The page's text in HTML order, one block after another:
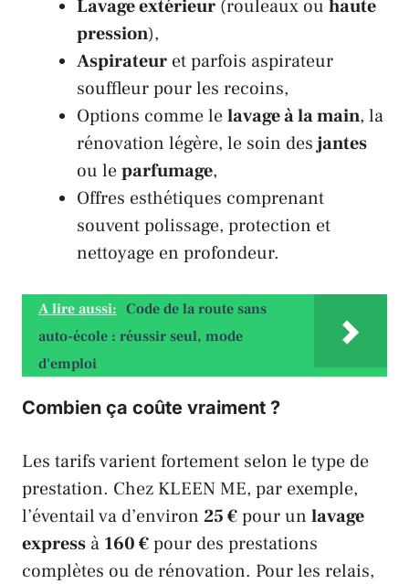
Lavage extérieur (rouleaux ou haute
pression),
Aspirateur et parfois aspirateur
souffleur pour les recoins,
Options comme lelavage à la main, la
rénovation légère, le soin des jantes
ou leparfumage,
Offres esthétiques comprenant
souvent polissage, protection et
nettoyage en profondeur.
A lire aussi: Code de la route sans
auto-école : réussir seul, mode
d'emploi
Combien ça coûte vraiment ?
Les tarifs varient fortement selon le type de
prestation. Chez KLEEN ME, par exemple,
l’éventail va d’environ 25 €pour un lavage
express à 160 €pour des prestations
complètes ou de rénovation. Pour les relais,